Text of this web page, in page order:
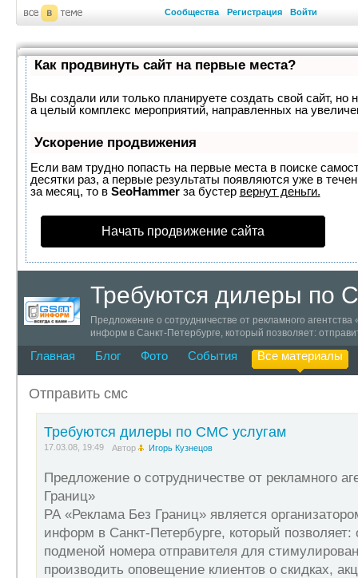
Сообщества Регистрация Войти
Как продвинуть сайт на первые места?
Вы создали или только планируете создать свой сайт, но
а целый комплекс мероприятий, направленных на
Ускорение продвижения
Если вам трудно попасть на первые места в поиске
десятки раз, а первые результаты появляются уже в
за месяц, то в SeoHammerза бустер вернут деньги.
Начать продвижение сайта
Требуются дилеры по
Предложение о сотрудничестве от рекламного
информ в Санкт-Петербурге, который позволяет:
проведения смс голосований и других SMS сервисов
формированию нового вида отношений на рынке
НАШИМ ДИЛЕРОМ! Начать продвижение наших SMS
через сеть Интернет в личный кабинет дилера. В нём Вы
которыми работают другие дилеры, внутренний форум
подписчиков (абонентов давших свое согласие на
рекламодателем o 1 руб. за каждого абонента
вознаграждение, путем перечисления средств на
городе, то Вам необходимо открыть счет сбербанке или
inform.ru/need/dealer.php По всем возникшим вопросам
reklama@mobreklama.ru Кузнецов Игорь
Главная Блог Фото События Все материалы
Отправить смс
Требуются дилеры по СМС услугам
17.03.08, 19:49 Автор Игорь Кузнецов
Предложение о сотрудничестве от рекламного
Границ»
РА «Реклама Без Границ» является
информ в Санкт-Петербурге, который позволяет:
подменой номера отправителя для
производить оповещение клиентов о скидках,